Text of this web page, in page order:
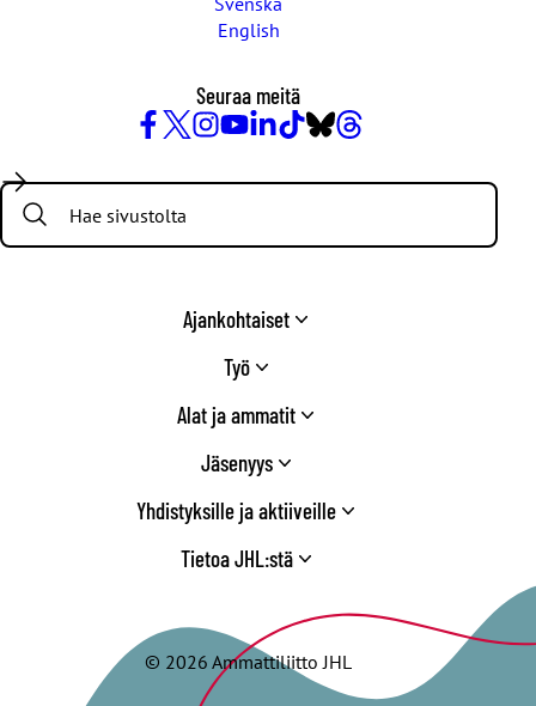
English
Seuraa meitä
/
Twitter
Search:
Ajankohtaiset
Työ
Alat ja ammatit
Jäsenyys
Yhdistyksille ja aktiiveille
Tietoa JHL:stä
© 2026 Ammattiliitto JHL